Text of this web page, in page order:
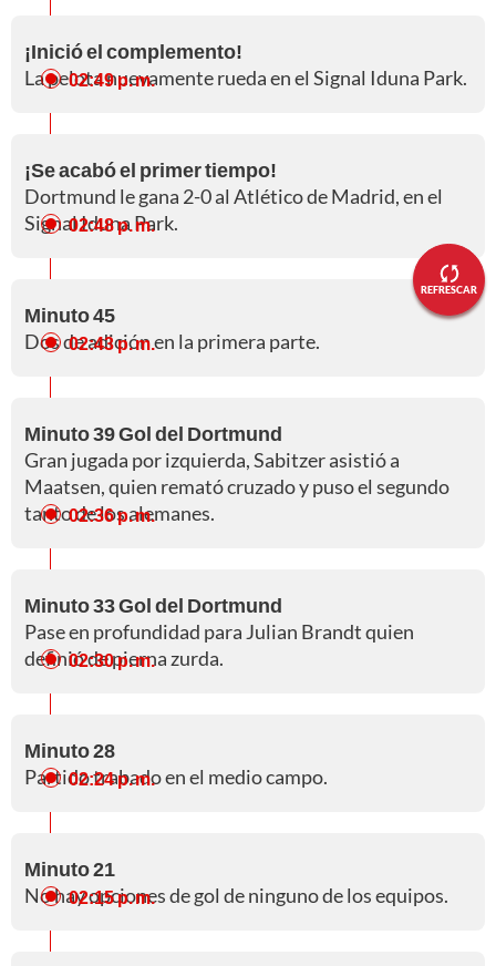
REFRESCAR
¡Inició el complemento!
La pelota nuevamente rueda en el Signal Iduna Park.
02:49 p. m.
¡Se acabó el primer tiempo!
Dortmund le gana 2-0 al Atlético de Madrid, en el
Signal Iduna Park.
02:48 p. m.
Minuto 45
Dos de adición en la primera parte.
02:43 p. m.
Minuto 39 Gol del Dortmund
Gran jugada por izquierda, Sabitzer asistió a
Maatsen, quien remató cruzado y puso el segundo
tanto de los alemanes.
02:36 p. m.
Minuto 33 Gol del Dortmund
Pase en profundidad para Julian Brandt quien
definió de pierna zurda.
02:30 p. m.
Minuto 28
Partido trabado en el medio campo.
02:24 p. m.
Minuto 21
No hay opciones de gol de ninguno de los equipos.
02:15 p. m.